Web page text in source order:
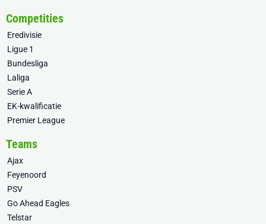
Competities
Eredivisie
Ligue 1
Bundesliga
Laliga
Serie A
EK-kwalificatie
Premier League
Teams
Ajax
Feyenoord
PSV
Go Ahead Eagles
Telstar